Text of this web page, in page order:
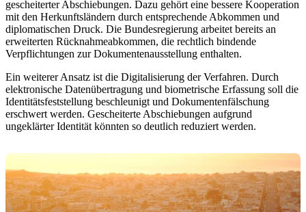
gescheiterter Abschiebungen. Dazu gehört eine bessere Kooperation
mit den Herkunftsländern durch entsprechende Abkommen und
diplomatischen Druck. Die Bundesregierung arbeitet bereits an
erweiterten Rücknahmeabkommen, die rechtlich bindende
Verpflichtungen zur Dokumentenausstellung enthalten.
Ein weiterer Ansatz ist die Digitalisierung der Verfahren. Durch
elektronische Datenübertragung und biometrische Erfassung soll die
Identitätsfeststellung beschleunigt und Dokumentenfälschung
erschwert werden. Gescheiterte Abschiebungen aufgrund
ungeklärter Identität könnten so deutlich reduziert werden.